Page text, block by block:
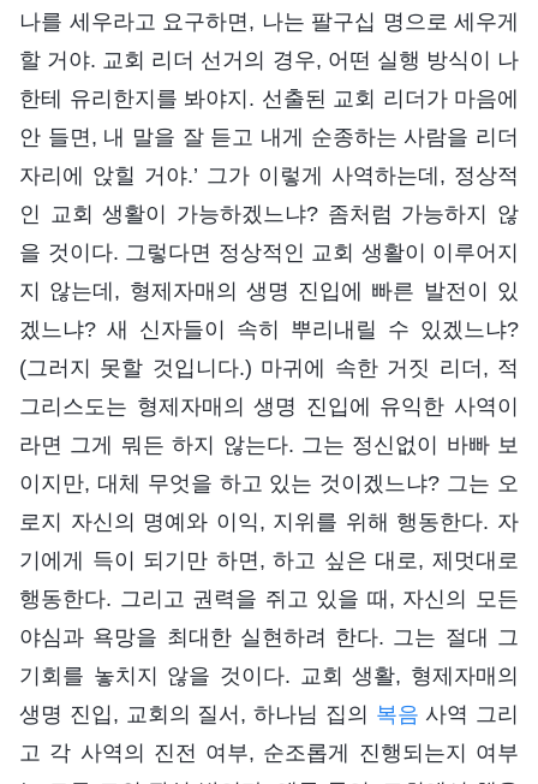
나를 세우라고 요구하면, 나는 팔구십 명으로 세우게
할 거야. 교회 리더 선거의 경우, 어떤 실행 방식이 나
한테 유리한지를 봐야지. 선출된 교회 리더가 마음에
안 들면, 내 말을 잘 듣고 내게 순종하는 사람을 리더
자리에 앉힐 거야.’ 그가 이렇게 사역하는데, 정상적
인 교회 생활이 가능하겠느냐? 좀처럼 가능하지 않
을 것이다. 그렇다면 정상적인 교회 생활이 이루어지
지 않는데, 형제자매의 생명 진입에 빠른 발전이 있
겠느냐? 새 신자들이 속히 뿌리내릴 수 있겠느냐?
(그러지 못할 것입니다.) 마귀에 속한 거짓 리더, 적
그리스도는 형제자매의 생명 진입에 유익한 사역이
라면 그게 뭐든 하지 않는다. 그는 정신없이 바빠 보
이지만, 대체 무엇을 하고 있는 것이겠느냐? 그는 오
로지 자신의 명예와 이익, 지위를 위해 행동한다. 자
기에게 득이 되기만 하면, 하고 싶은 대로, 제멋대로
행동한다. 그리고 권력을 쥐고 있을 때, 자신의 모든
야심과 욕망을 최대한 실현하려 한다. 그는 절대 그
기회를 놓치지 않을 것이다. 교회 생활, 형제자매의
생명 진입, 교회의 질서, 하나님 집의 복음 사역 그리
고 각 사역의 진전 여부, 순조롭게 진행되는지 여부